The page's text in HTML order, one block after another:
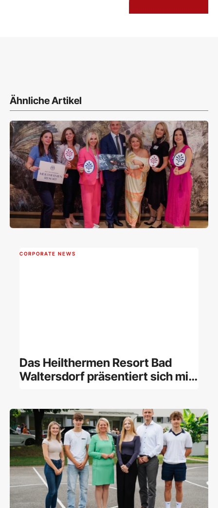
Ähnliche Artikel
CORPORATE NEWS
Das Heilthermen Resort Bad
Waltersdorf präsentiert sich mit